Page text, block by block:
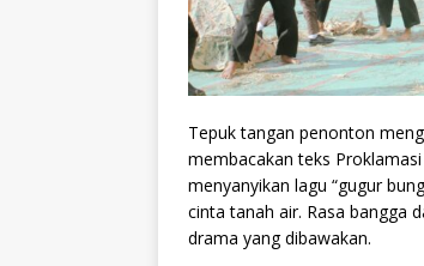
Tepuk tangan penonton
membacakan teks
menyanyikan lagu “gugur
cinta tanah air. Rasa bangga
drama yang dibawakan.